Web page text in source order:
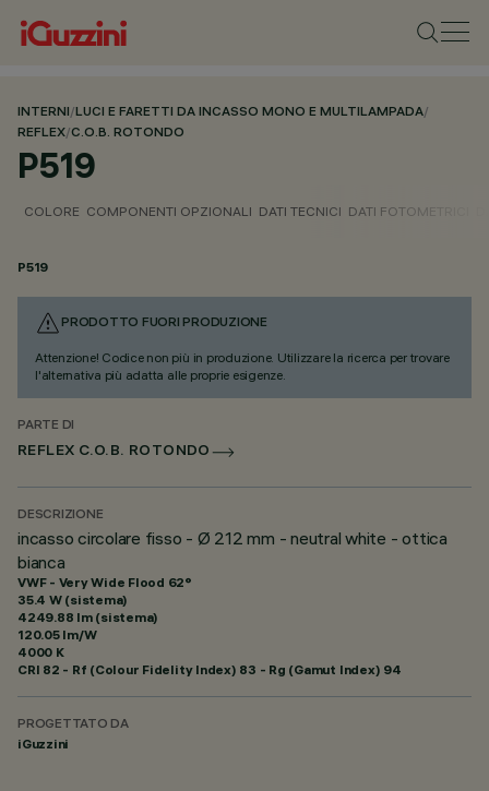
INTERNI/LUCI E FARETTI DA INCASSO MONO E MULTILAMPADA/
REFLEX/C.O.B. ROTONDO
P519
COLORE COMPONENTI OPZIONALI DATI TECNICI DATI FOTOMETRICI
P519
PRODOTTO FUORI PRODUZIONE
Attenzione! Codice non più in produzione. Utilizzare la ricerca per trovare
l'alternativa più adatta alle proprie esigenze.
PARTE DI
REFLEX C.O.B. ROTONDO
DESCRIZIONE
incasso circolare fisso - Ø 212 mm - neutral white - ottica
bianca
VWF - Very Wide Flood 62°
35.4 W (sistema)
4249.88 lm (sistema)
120.05 lm/W
4000 K
CRI 82 - Rf (Colour Fidelity Index) 83 - Rg (Gamut Index) 94
PROGETTATO DA
iGuzzini